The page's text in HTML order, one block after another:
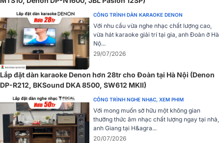
quá trình hoạt động. Amply còn xử lý tốt các nguồn âm ở độ phân
giải cao, kiểm soát âm thanh và công suất liên tục, triệt tiêu nhiễu
âm nhiễu sóng cho độ phân giải ổn định.
Trang bị mạch cung cấp điện với biến áp lõi EI lớn và tụ điện hỗ trợ
việc tối ưu âm thanh với cường độ thấp ngay cả khi năng lượng
không đủ cung cấp.
Kết nối Bluetooth và thiết bị thông minh
Đây là một công nghệ rất cần thiết để đáp ứng nhu cầu lớn của
người dùng. Trang bị tính năng kết nối Bluetooth cho Ampli Denon
PMA-600NE cho phép bạn kết nối với điện thoại, máy tính
bảng...Với sự hỗ trợ của AAC còn cho bạn thưởng thức chất lượng
âm thanh cao hơn.
CÔNG TRÌNH DÀN KARAOKE DENON
Với nhu cầu vừa nghe nhạc chất lượng cao,
vừa hát karaoke giải trí tại gia, anh Đoàn ở Hà
Nộ...
29/07/2026
Lắp đặt dàn karaoke Denon hơn 28tr cho Đoàn tại Hà Nội (Denon
DP-R212, BKSound DKA 8500, SW612 MKII)
CÔNG TRÌNH NGHE NHẠC, XEM PHIM
Với mong muốn sở hữu một không gian
thưởng thức âm nhạc chất lượng ngay tại nhà,
anh Giang tại H&agra...
20/07/2026